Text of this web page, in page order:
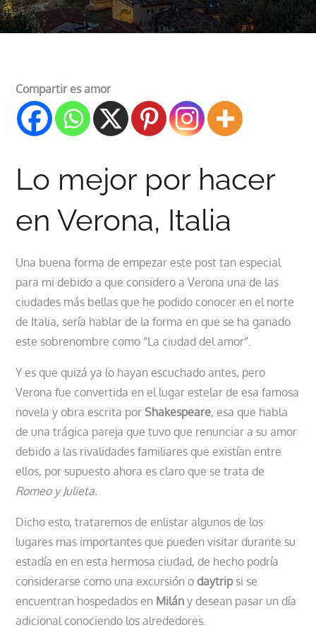
Compartir es amor
Lo mejor por hacer
en Verona, Italia
Una buena forma de empezar este post tan especial
para mi debido a que considero a Verona una de las
ciudades más bellas que he podido conocer en el norte
de Italia, sería hablar de la forma en que se ha ganado
este sobrenombre como “La ciudad del amor”.
Y es que quizá ya lo hayan escuchado antes, pero
Verona fue convertida en el lugar estelar de esa famosa
novela y obra escrita porShakespeare, esa que habla
de una trágica pareja que tuvo que renunciar a su amor
debido a las rivalidades familiares que existían entre
ellos, por supuesto ahora es claro que se trata de
Romeo y Julieta.
Dicho esto, trataremos de enlistar algunos de los
lugares mas importantes que pueden visitar durante su
estadía en en esta hermosa ciudad, de hecho podría
considerarse como una excursión odaytripsi se
encuentran hospedados en Milán y desean pasar un día
adicional conociendo los alrededores.